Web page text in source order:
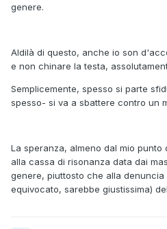
genere.
Aldilà di questo, anche io son
e non chinare la testa,
Semplicemente, spesso si parte
spesso- si va a sbattere contro un
La speranza, almeno dal mio punto
alla cassa di risonanza data dai
genere, piuttosto che alla
equivocato, sarebbe giustissima)